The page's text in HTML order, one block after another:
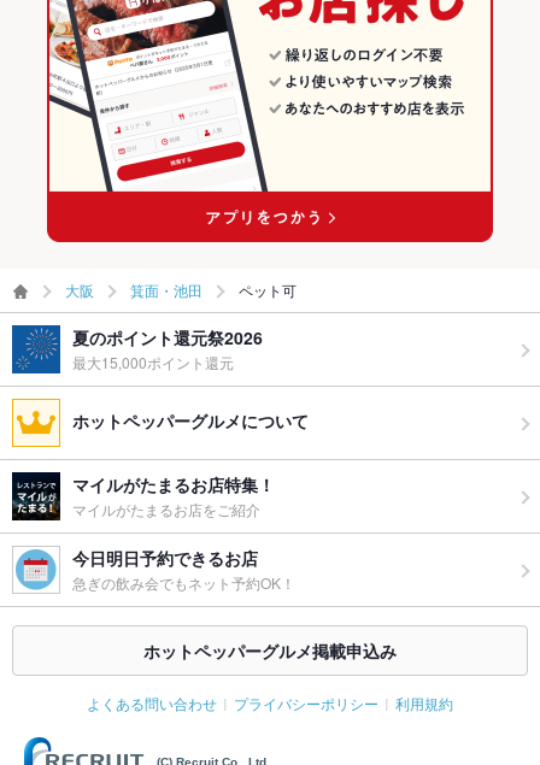
大阪 箕面・池田 ペット可
夏のポイント還元祭2026
最大15,000ポイント還元
ホットペッパーグルメについて
マイルがたまるお店特集！
マイルがたまるお店をご紹介
今日明日予約できるお店
急ぎの飲み会でもネット予約OK！
ホットペッパーグルメ掲載申込み
よくある問い合わせ プライバシーポリシー 利用規約